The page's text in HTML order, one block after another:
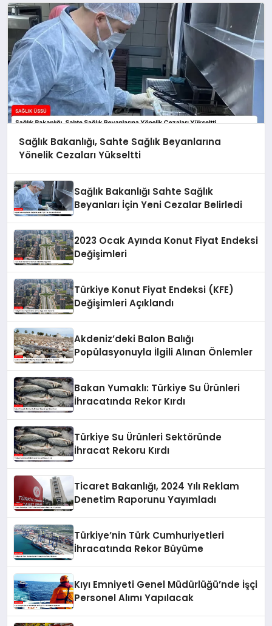
Sağlık Bakanlığı, Sahte Sağlık Beyanlarına
Yönelik Cezaları Yükseltti
Sağlık Bakanlığı Sahte Sağlık
Beyanları İçin Yeni Cezalar Belirledi
2023 Ocak Ayında Konut Fiyat Endeksi
Değişimleri
Türkiye Konut Fiyat Endeksi (KFE)
Değişimleri Açıklandı
Akdeniz’deki Balon Balığı
Popülasyonuyla İlgili Alınan Önlemler
Bakan Yumaklı: Türkiye Su Ürünleri
İhracatında Rekor Kırdı
Türkiye Su Ürünleri Sektöründe
İhracat Rekoru Kırdı
Ticaret Bakanlığı, 2024 Yılı Reklam
Denetim Raporunu Yayımladı
Türkiye’nin Türk Cumhuriyetleri
İhracatında Rekor Büyüme
Kıyı Emniyeti Genel Müdürlüğü’nde İşçi
Personel Alımı Yapılacak